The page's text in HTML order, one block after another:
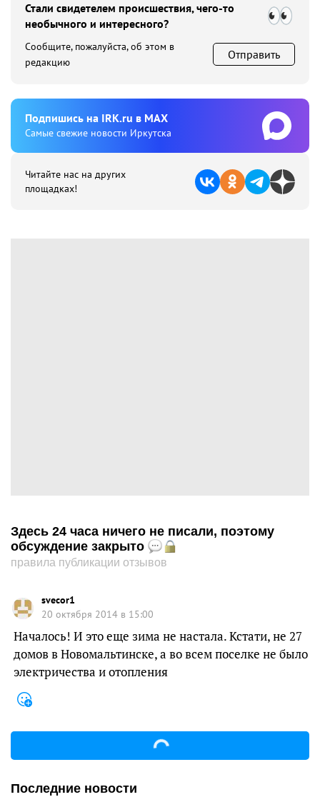
Стали свидетелем происшествия, чего-то
необычного и интересного?
Сообщите, пожалуйста, об этом в
редакцию
Отправить
Подпишиcь на IRK.ru в MAX
Cамые свежие новости Иркутска
Читайте нас на других
площадках!
Здесь 24 часа ничего не писали, поэтому
обсуждение закрыто
правила публикации отзывов
svecor1
20 октября 2014 в 15:00
Началось! И это еще зима не настала. Кстати, не 27
домов в Новомальтинске, а во всем поселке не было
электричества и отопления
Последние новости